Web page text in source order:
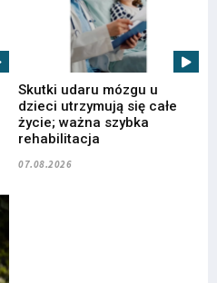
Skutki udaru mózgu u
dzieci utrzymują się całe
życie; ważna szybka
rehabilitacja
07.08.2026